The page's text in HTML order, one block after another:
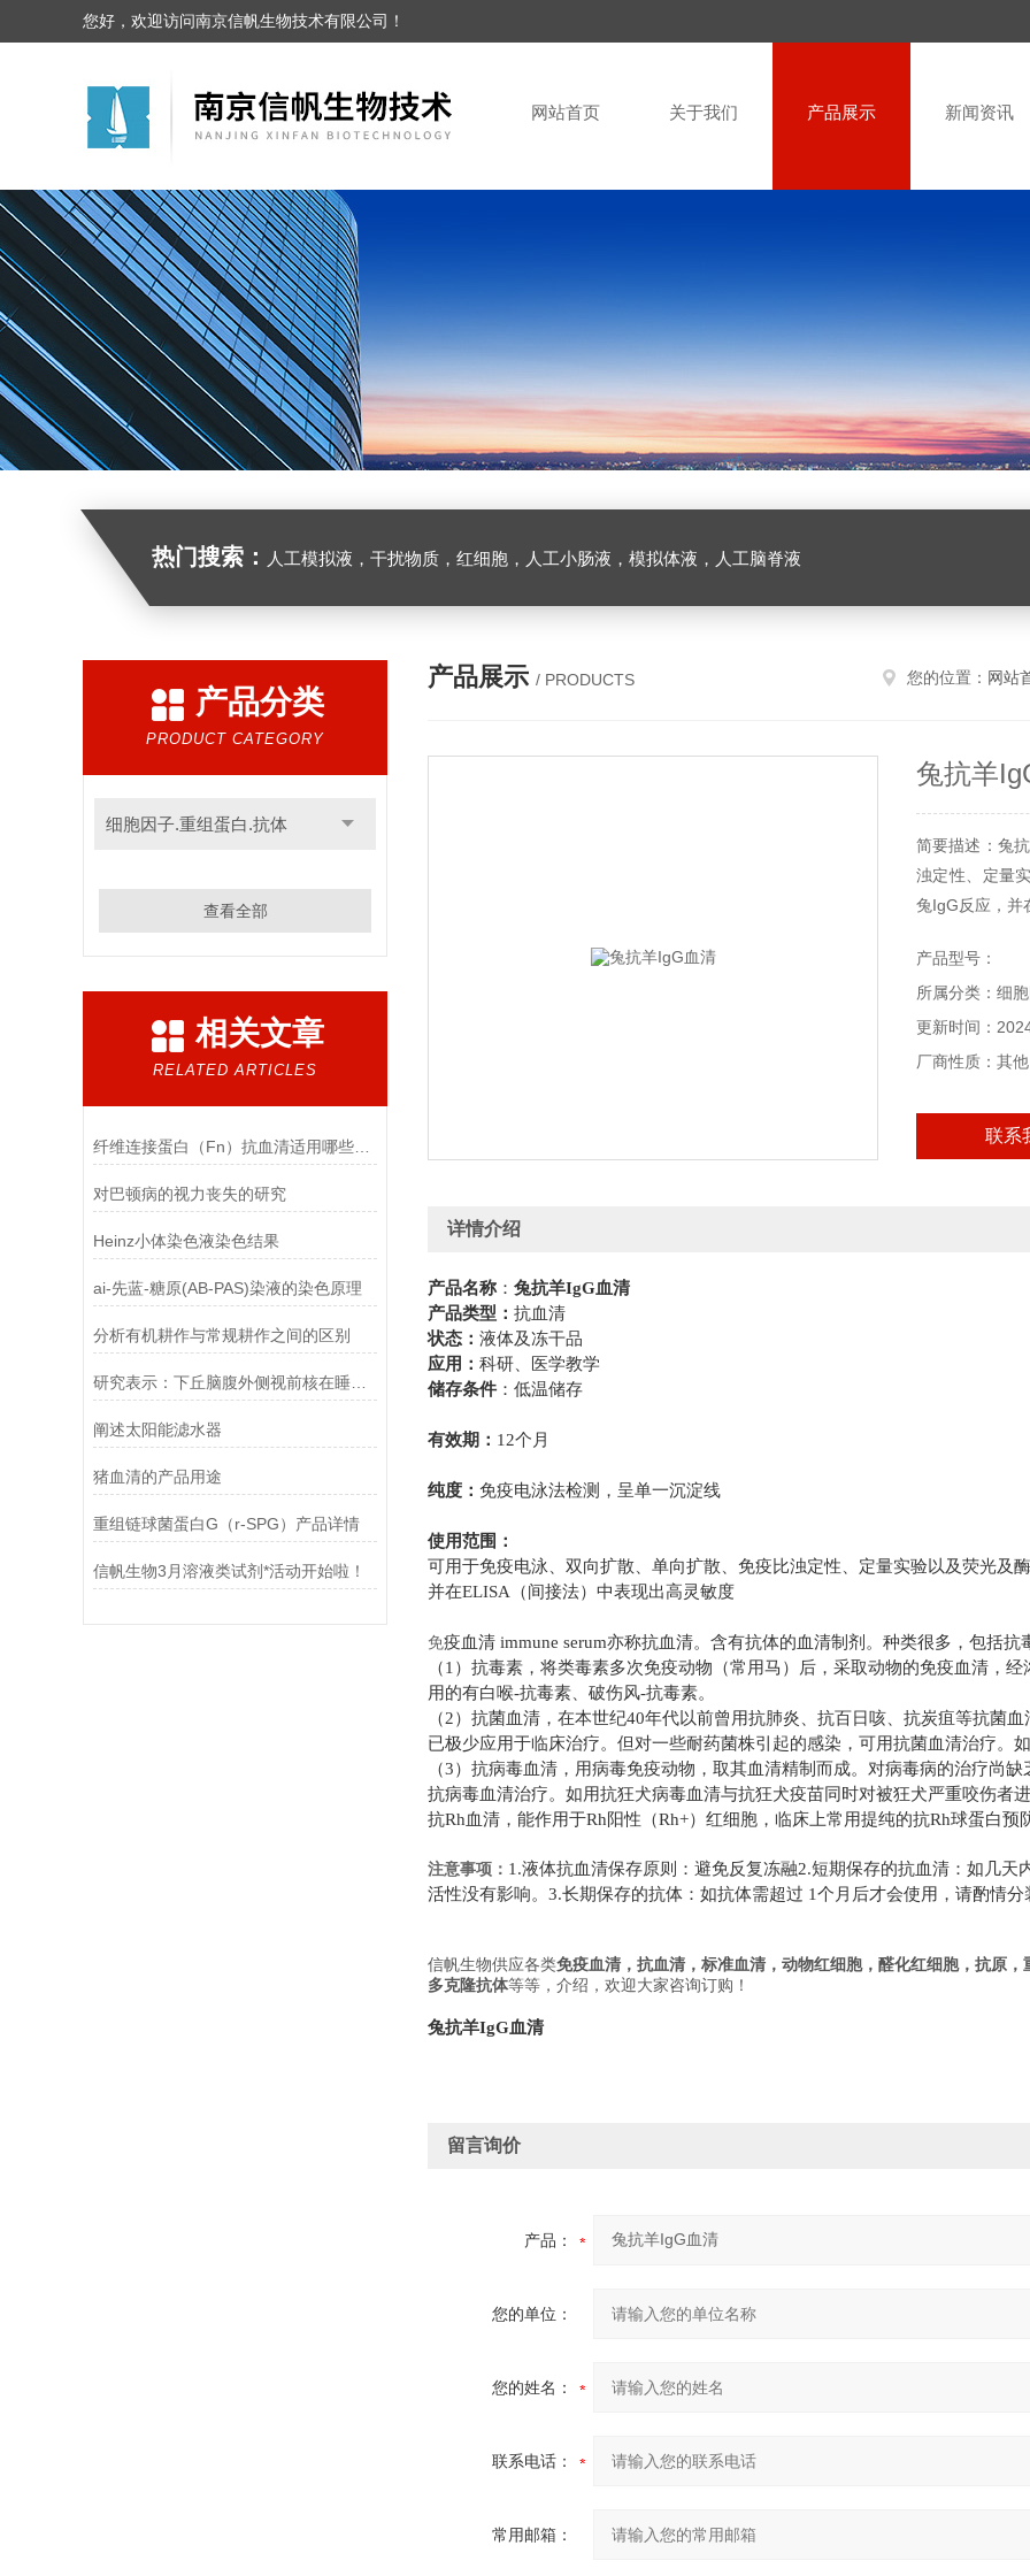
您好，欢迎访问南京信帆生物技术有限公司！
网站首页 关于我们 产品展示 新闻资讯
热门搜索： 人工模拟液，干扰物质，红细胞，人工小肠液，模拟体液，人工脑脊液
产品分类
PRODUCT CATEGORY
细胞因子.重组蛋白.抗体
查看全部
相关文章
RELATED ARTICLES
纤维连接蛋白（Fn）抗血清适用哪些实验
对巴顿病的视力丧失的研究
Heinz小体染色液染色结果
ai-先蓝-糖原(AB-PAS)染液的染色原理
分析有机耕作与常规耕作之间的区别
研究表示：下丘脑腹外侧视前核在睡眠中其中至关重要的作用
阐述太阳能滤水器
猪血清的产品用途
重组链球菌蛋白G（r-SPG）产品详情
信帆生物3月溶液类试剂*活动开始啦！
产品展示 / PRODUCTS 您的位置： 网站
兔抗羊
简要描述：兔
浊定性、定量
兔IgG反应，并
产品型号：
所属分类：细
更新时间：
厂商性质：其他
联系
详情介绍
产品名称： 兔抗羊IgG血清
产品类型： 抗血清
状态： 液体及冻干品
应用： 科研、
医学教学
储存条件 ： 低温储存
有效期 ： 12个月
纯度： 免疫电泳法检测，呈单一沉淀线
使用范围：
可用于免疫电泳、双向扩散、单向扩散、免疫比浊定性、定量实验以及荧光及
并在ELISA （间接法）中表现出高灵敏度
免疫血清 immune serum亦称抗血清。含有抗体的血清制剂。种类很多，包括抗
（1 ）抗毒素，将类毒素多次免疫动物（常用马）后，采取动物的免疫血清，
用的有白喉-抗毒素、破伤风-抗毒素。
（2）抗菌血清，在本世纪40年代以前曾用抗肺炎、抗百日咳、抗炭疽等抗菌
已极少应用于临床治疗。但对一些耐药菌株引起的感染，可用抗菌血清治疗。
（3）抗病毒血清，用病毒免疫动物，取其血清精制而成。对病毒病的治疗尚缺
抗病毒血清治疗。如用抗狂犬病毒血清与抗狂犬疫苗同时对被狂犬严重咬伤者
抗Rh血清，能作用于Rh阳性（Rh+）红细胞，临床上常用提纯的抗Rh球蛋白预
注意事项： 1.液体抗血清保存原则：避免反复冻融2.短期保存的抗血清：如几天
活性没有影响。 3.长期保存的抗体：如抗体需超过 1个月后才会使用，请酌情分
信帆生物供应各类免疫血清， 抗血清，标准血清， 动物红细胞，醛化红细胞，抗原，
多克隆抗体等等，介绍，欢迎大家咨询订购！
兔抗羊IgG血清
留言询价
产品：
您的单位：
您的姓名：
联系电话：
常用邮箱：